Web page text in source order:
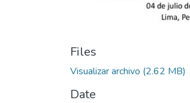
Files
Visualizar archivo (2.62 MB)
Date